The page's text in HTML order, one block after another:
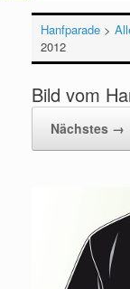
Hanfparade>
2012
Bild vom
Nächstes →